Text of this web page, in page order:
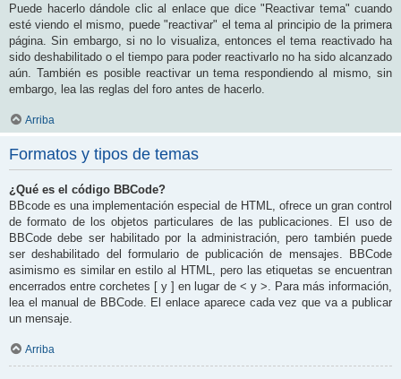
Puede hacerlo dándole clic al enlace que dice "Reactivar tema" cuando
esté viendo el mismo, puede "reactivar" el tema al principio de la primera
página. Sin embargo, si no lo visualiza, entonces el tema reactivado ha
sido deshabilitado o el tiempo para poder reactivarlo no ha sido alcanzado
aún. También es posible reactivar un tema respondiendo al mismo, sin
embargo, lea las reglas del foro antes de hacerlo.
Arriba
Formatos y tipos de temas
¿Qué es el código BBCode?
BBcode es una implementación especial de HTML, ofrece un gran control
de formato de los objetos particulares de las publicaciones. El uso de
BBCode debe ser habilitado por la administración, pero también puede
ser deshabilitado del formulario de publicación de mensajes. BBCode
asimismo es similar en estilo al HTML, pero las etiquetas se encuentran
encerrados entre corchetes [ y ] en lugar de < y >. Para más información,
lea el manual de BBCode. El enlace aparece cada vez que va a publicar
un mensaje.
Arriba